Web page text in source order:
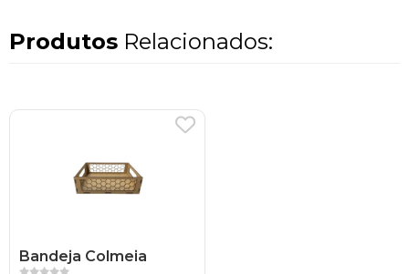
Produtos Relacionados:
Bandeja Colmeia